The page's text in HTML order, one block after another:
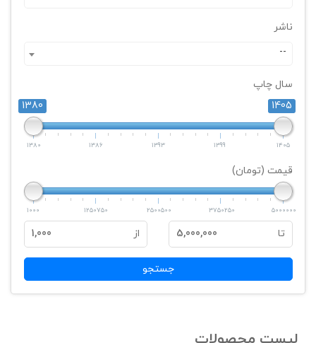
ناشر
--
سال چاپ
1380
1405
1380 1386 1393 1399 1405
قیمت (تومان)
1000 1250750 2500500 3750250 5000000
تا 5,000,000 از 1,000
جستجو